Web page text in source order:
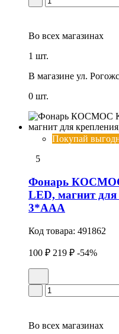
Во всех магазинах
1 шт.
В магазине ул.
0 шт.
Покупай
5
Фонарь КОСМОС
LED, магнит для
3*AAA
Код товара: 491862
100 ₽ 219 ₽ -54%
Во всех магазинах